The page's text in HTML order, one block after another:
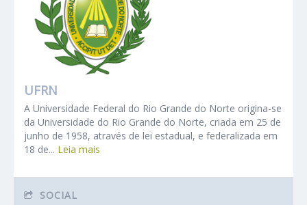
UFRN
A Universidade Federal do Rio Grande do Norte origina-se
da Universidade do Rio Grande do Norte, criada em 25 de
junho de 1958, através de lei estadual, e federalizada em
18 de... Leia mais
SOCIAL